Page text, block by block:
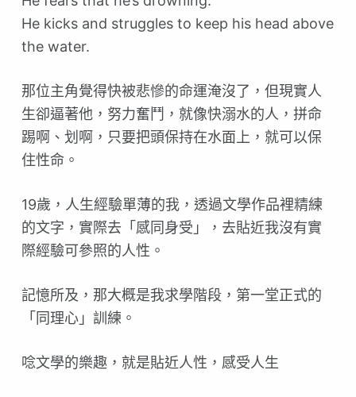
He kicks and struggles to keep his head above
the water.
那位主角覺得快被悲慘的命運淹沒了，但現實人
生卻逼著他，努力奮鬥，就像快溺水的人，拼命
踢啊、划啊，只要把頭保持在水面上，就可以保
住性命。
19歲，人生經驗單薄的我，透過文學作品裡精練
的文字，實際去「感同身受」，去貼近我沒有實
際經驗可參照的人性。
記憶所及，那大概是我求學階段，第一堂正式的
「同理心」訓練。
唸文學的樂趣，就是貼近人性，感受人生